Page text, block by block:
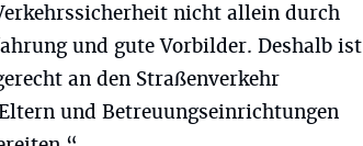
nicht allein durch
und gute Vorbilder. Deshalb ist
an den Straßenverkehr
und Betreuungseinrichtungen